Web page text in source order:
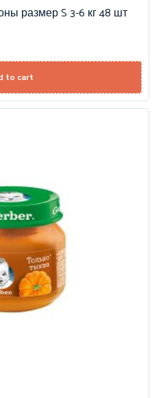
размер S 3-6 кг 48 шт
to cart